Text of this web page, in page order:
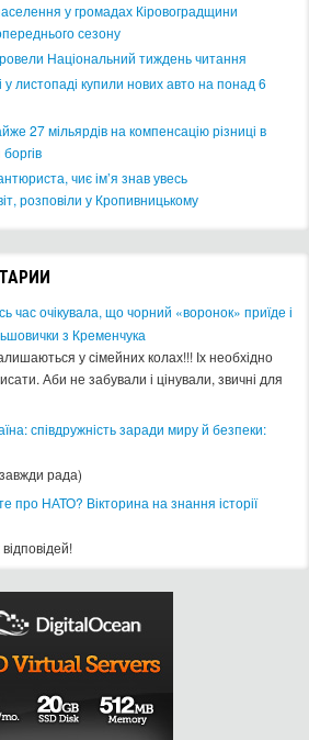
у громадах Кіровоградщини
сезону
Національний тиждень читання
листопаді купили нових авто на понад 6
27 мільярдів на компенсацію різниці в
чиє ім’я знав увесь
розповіли у Кропивницькому
час очікувала, що чорний «воронок» приїде і
з Кременчука
у сімейних колах!!! Іх необхідно
Аби не забували і цінували, звичні для
співдружність заради миру й безпеки:
рада)
про НАТО? Вікторина на знання історії